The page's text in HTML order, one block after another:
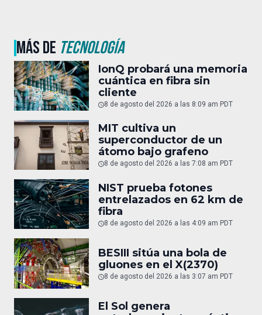
MÁS DE TECNOLOGÍA
IonQ probará una memoria
cuántica en fibra sin
cliente
8 de agosto del 2026 a las 8:09 am PDT
MIT cultiva un
superconductor de un
átomo bajo grafeno
8 de agosto del 2026 a las 7:08 am PDT
NIST prueba fotones
entrelazados en 62 km de
fibra
8 de agosto del 2026 a las 4:09 am PDT
BESIII sitúa una bola de
gluones en el X(2370)
8 de agosto del 2026 a las 3:07 am PDT
El Sol genera